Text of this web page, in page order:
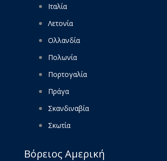
Ιταλία
Λετονία
Ολλανδία
Πολωνία
Πορτογαλία
Πράγα
Σκανδιναβία
Σκωτία
Βόρειος Αμερική